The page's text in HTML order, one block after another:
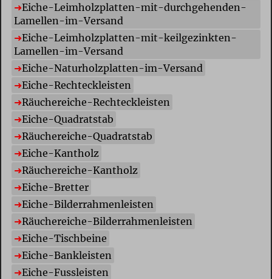
Eiche-Leimholzplatten-mit-durchgehenden-
Lamellen-im-Versand
Eiche-Leimholzplatten-mit-keilgezinkten-
Lamellen-im-Versand
Eiche-Naturholzplatten-im-Versand
Eiche-Rechteckleisten
Räuchereiche-Rechteckleisten
Eiche-Quadratstab
Räuchereiche-Quadratstab
Eiche-Kantholz
Räuchereiche-Kantholz
Eiche-Bretter
Eiche-Bilderrahmenleisten
Räuchereiche-Bilderrahmenleisten
Eiche-Tischbeine
Eiche-Bankleisten
Eiche-Fussleisten